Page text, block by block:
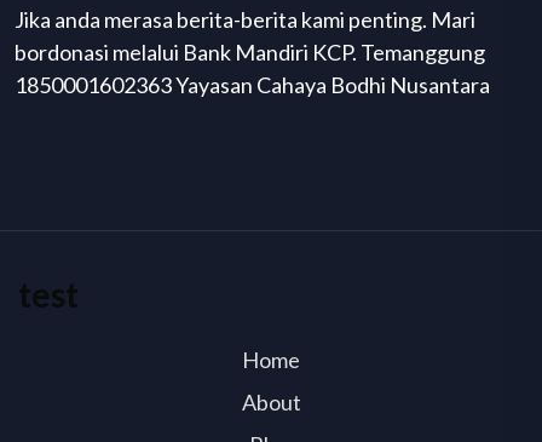
Jika anda merasa berita-berita kami penting. Mari
bordonasi melalui Bank Mandiri KCP. Temanggung
1850001602363 Yayasan Cahaya Bodhi Nusantara
test
Home
About